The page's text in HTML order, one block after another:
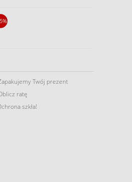
Twój prezent
ratę
szkła!